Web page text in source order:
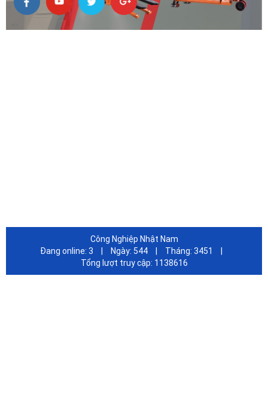
Công Nghiệp Nhật Nam
Đang online: 3 Ngày: 544 Tháng: 3451
Tổng lượt truy cập: 1138616